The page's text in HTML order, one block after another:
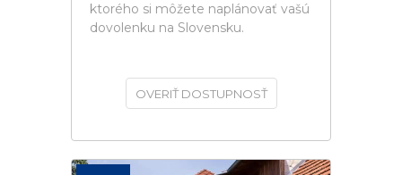
ktorého si môžete naplánovať vašú
dovolenku na Slovensku.
OVERIŤ DOSTUPNOSŤ